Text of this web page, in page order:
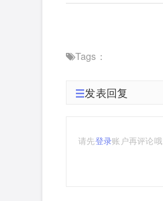
Tags：
发表回复
请先登录账户再评论哦